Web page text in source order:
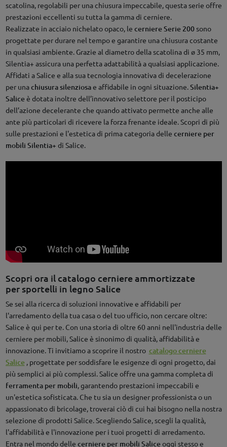
scatolina, regolabili per una chiusura impeccabile, questa serie offre
prestazioni eccellenti su tutta la gamma di cerniere.
Realizzate in acciaio nichelato opaco, le cerniere Serie 200sono
progettate per durare nel tempo e garantire una chiusura costante
in qualsiasi ambiente. Grazie al diametro della scatolina di ø 35 mm,
Silentia+ assicura una perfetta adattabilità a qualsiasi applicazione.
Affidati a Salice e alla sua tecnologia innovativa di decelerazione
per unachiusura silenziosae affidabile in ogni situazione.Silentia+
Saliceè dotata inoltre dell’innovativo selettore per il posticipo
dell’azione decelerante che quando attivato permette anche alle
ante più particolari di ricevere la forza frenante ideale. Scopri di più
sulle prestazioni e l'estetica di prima categoria delle cerniere per
mobili Silentia+di Salice.
Scopri ora il catalogo cerniere ammortizzate
per sportelli in legno Salice
Se sei alla ricerca di soluzioni innovative e affidabili per
l'arredamento della tua casa o del tuo ufficio, non cercare oltre:
Salice è qui per te. Con una storia di oltre 60 anni nell'industria delle
cerniere per mobili, Salice è sinonimo di qualità, affidabilità e
innovazione. Ti invitiamo a scoprire il nostro catalogo cerniere
Salice , progettate per soddisfare le esigenze di ogni progetto, dai
più semplici ai più complessi. Salice offre una gamma completa di
ferramenta per mobili, garantendo prestazioni impeccabili e
un'estetica sofisticata. Che tu sia un designer professionista o un
appassionato di bricolage, troverai ciò di cui hai bisogno nella nostra
selezione di prodotti Salice. Scegliendo Salice, scegli la qualità,
l'affidabilità e l'innovazione per i tuoi progetti di arredamento.
Entra nel mondo delle cerniere per mobili Saliceoggi stesso e